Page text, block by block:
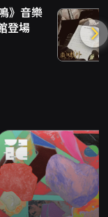
獨奏的個人
遇，透過世
呈現跨文化的
樂與聲響實驗
轉帳），購票
需使用文化幣
。 - 分銷點購
購買（現
、萊爾
選位，每筆訂
》音樂
登場